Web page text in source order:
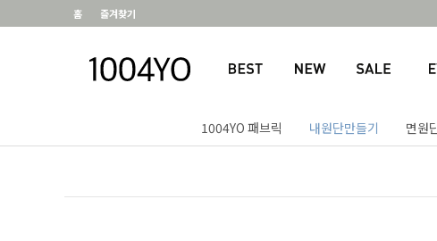
홈 즐겨찾기
1004YO 패브릭 내원단만들기 면원